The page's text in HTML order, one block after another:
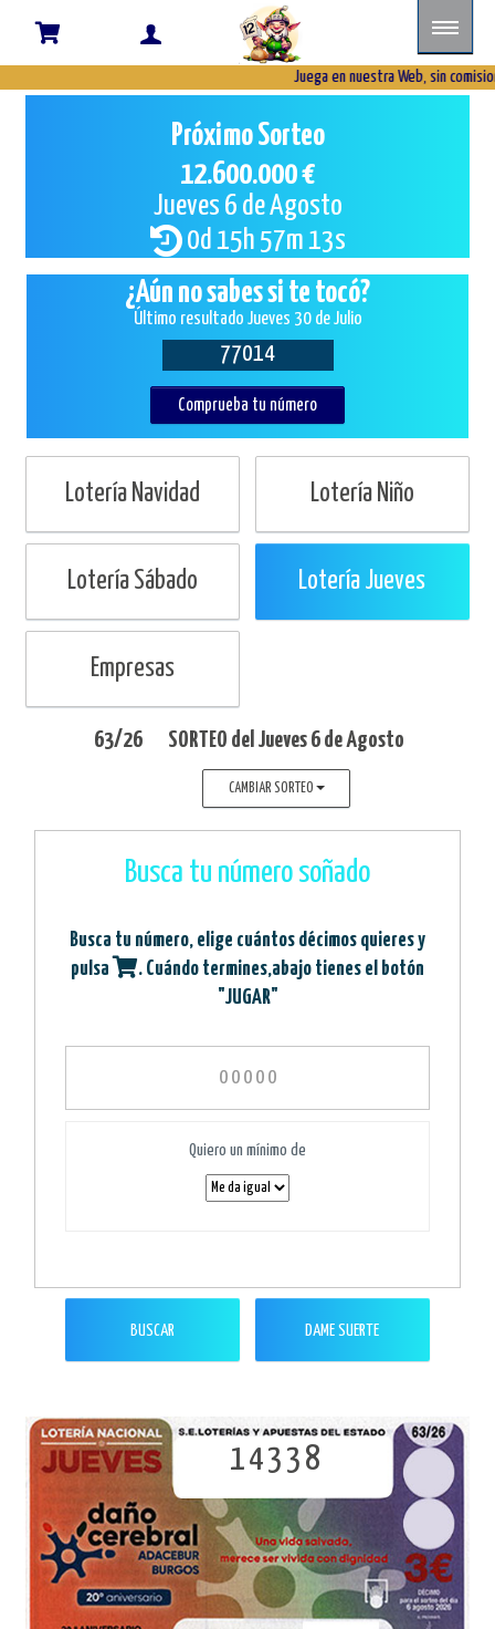
Juega en nuestra Web, sin comisiones
Próximo Sorteo
12.600.000 €
Jueves 6 de Agosto
0d 15h 57m 12s
¿Aún no sabes si te tocó?
Último resultado Jueves 30 de Julio
77014
Comprueba tu número
Lotería Navidad Lotería Niño
Lotería Sábado Lotería Jueves
Empresas
63/26 SORTEO del Jueves6 de Agosto
CAMBIAR SORTEO
Busca tu número soñado
Busca tu número, elige cuántos décimos quieres y
pulsa
. Cuándo termines,abajo tienes el botón
"JUGAR"
Quiero un mínimo de
BUSCAR DAME SUERTE
14338